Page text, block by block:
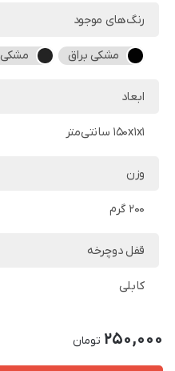
رنگ‌های موجود
مشکی براق مشکی
ابعاد
150x1x1 سانتی‌متر
وزن
200 گرم
قفل دوچرخه
کابلی
250,000 تومان